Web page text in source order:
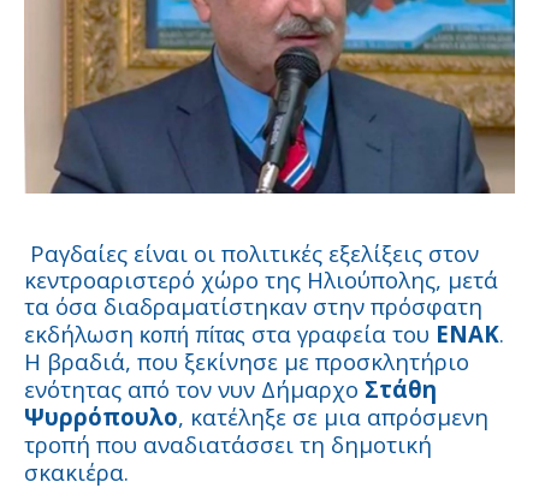
Ραγδαίες είναι οι πολιτικές εξελίξεις στον
κεντροαριστερό χώρο της Ηλιούπολης, μετά
τα όσα διαδραματίστηκαν στην πρόσφατη
εκδήλωση κοπή πίτας στα γραφεία του ΕΝΑΚ.
Η βραδιά, που ξεκίνησε με προσκλητήριο
ενότητας από τον νυν Δήμαρχο Στάθη
Ψυρρόπουλο, κατέληξε σε μια απρόσμενη
τροπή που αναδιατάσσει τη δημοτική
σκακιέρα.